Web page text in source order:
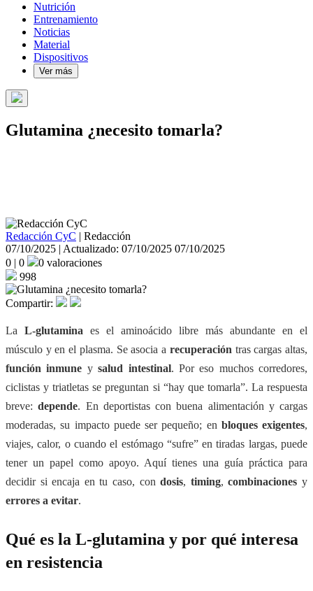
Nutrición
Entrenamiento
Noticias
Material
Dispositivos
Ver más
Glutamina ¿necesito tomarla?
Redacción CyC | Redacción
07/10/2025 | Actualizado: 07/10/2025 07/10/2025
0 | 0
0 valoraciones
998
Compartir:
La L-glutamina es el aminoácido libre más abundante en el
músculo y en el plasma. Se asocia a recuperación tras cargas altas,
función inmune ysalud intestinal. Por eso muchos corredores,
ciclistas y triatletas se preguntan si “hay que tomarla”. La respuesta
breve:depende. En deportistas con buena alimentación y cargas
moderadas, su impacto puede ser pequeño; en bloques exigentes,
viajes, calor, o cuando el estómago “sufre” en tiradas largas, puede
tener un papel como apoyo. Aquí tienes una guía práctica para
decidir si encaja en tu caso, condosis, timing,combinaciones y
errores a evitar.
Qué es la L-glutamina y por qué interesa
en resistencia